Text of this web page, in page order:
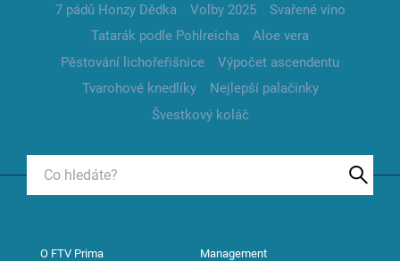
7 pádů Honzy Dědka
Volby 2025
Svařené víno
Tatarák podle Pohlreicha
Aloe vera
Pěstování lichořeřišnice
Výpočet ascendentu
Tvarohové knedlíky
Nejlepší palačinky
Švestkový koláč
O FTV Prima Management